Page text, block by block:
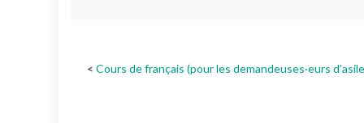
Cours de français (pour les demandeuses·eurs